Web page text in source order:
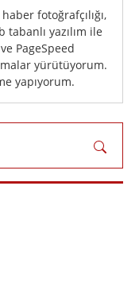
fotoğrafçılığı,
tabanlı yazılım ile
PageSpeed
yürütüyorum.
yapıyorum.